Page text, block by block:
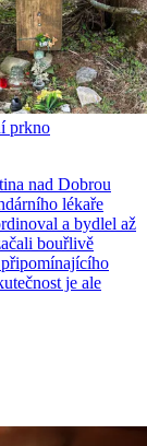
prkno
nad Dobrou
lékaře
a bydlel až
bouřlivě
je ale